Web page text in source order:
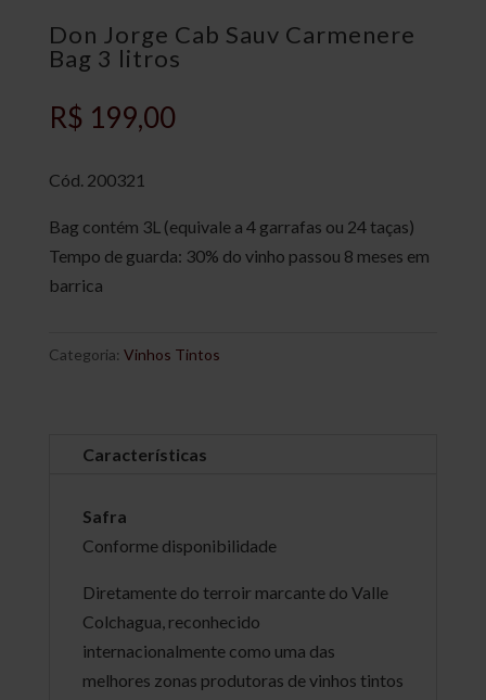
Don Jorge Cab Sauv Carmenere
Bag 3 litros
R$ 199,00
Cód. 200321
Bag contém 3L (equivale a 4 garrafas ou 24 taças)
Tempo de guarda: 30% do vinho passou 8 meses em
barrica
Categoria: Vinhos Tintos
Características
Safra
Conforme disponibilidade
Diretamente do terroir marcante do Valle
Colchagua, reconhecido
internacionalmente como uma das
melhores zonas produtoras de vinhos tintos